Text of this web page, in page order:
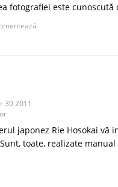
fotografiei este cunoscută
30 2011
japonez Rie Hosokai
toate, realizate